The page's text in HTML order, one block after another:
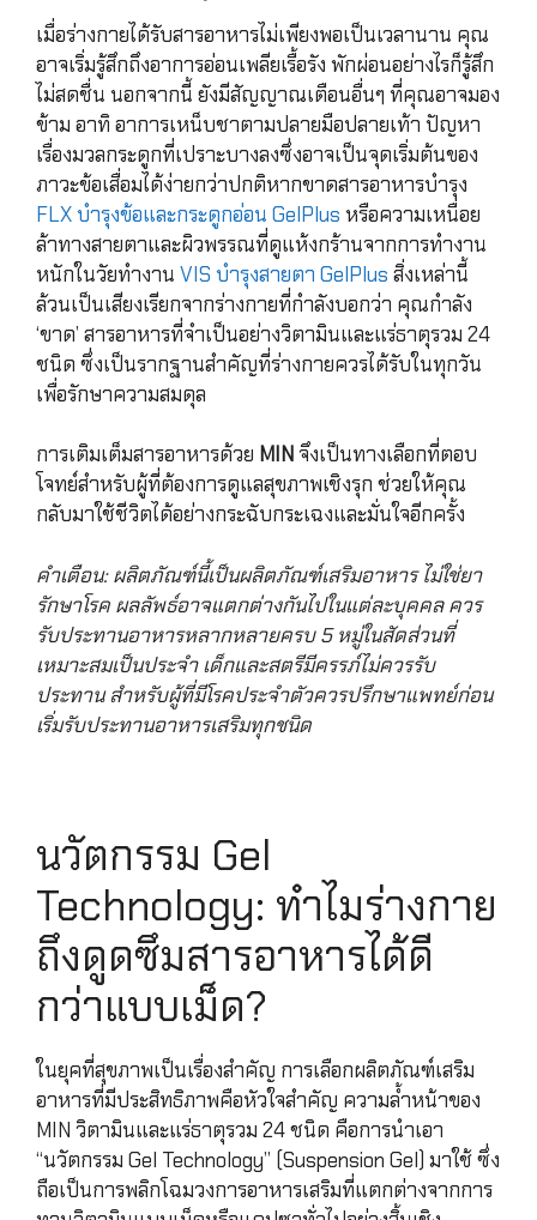
เมื่อร่างกายได้รับสารอาหารไม่เพียงพอเป็นเวลานาน คุณ
อาจเริ่มรู้สึกถึงอาการอ่อนเพลียเรื้อรัง พักผ่อนอย่างไรก็รู้สึก
ไม่สดชื่น นอกจากนี้ ยังมีสัญญาณเตือนอื่นๆ ที่คุณอาจมอง
ข้าม อาทิ อาการเหน็บชาตามปลายมือปลายเท้า ปัญหา
เรื่องมวลกระดูกที่เปราะบางลงซึ่งอาจเป็นจุดเริ่มต้นของ
ภาวะข้อเสื่อมได้ง่ายกว่าปกติหากขาดสารอาหารบำรุง
FLX บำรุงข้อและกระดูกอ่อน GelPlus หรือความเหนื่อย
ล้าทางสายตาและผิวพรรณที่ดูแห้งกร้านจากการทำงาน
หนักในวัยทำงาน VIS บำรุงสายตา GelPlus สิ่งเหล่านี้
ล้วนเป็นเสียงเรียกจากร่างกายที่กำลังบอกว่า คุณกำลัง
‘ขาด’ สารอาหารที่จำเป็นอย่างวิตามินและแร่ธาตุรวม 24
ชนิด ซึ่งเป็นรากฐานสำคัญที่ร่างกายควรได้รับในทุกวัน
เพื่อรักษาความสมดุล
การเติมเต็มสารอาหารด้วย MINจึงเป็นทางเลือกที่ตอบ
โจทย์สำหรับผู้ที่ต้องการดูแลสุขภาพเชิงรุก ช่วยให้คุณ
กลับมาใช้ชีวิตได้อย่างกระฉับกระเฉงและมั่นใจอีกครั้ง
คำเตือน: ผลิตภัณฑ์นี้เป็นผลิตภัณฑ์เสริมอาหาร ไม่ใช่ยา
รักษาโรค ผลลัพธ์อาจแตกต่างกันไปในแต่ละบุคคล ควร
รับประทานอาหารหลากหลายครบ 5 หมู่ในสัดส่วนที่
เหมาะสมเป็นประจำ เด็กและสตรีมีครรภ์ไม่ควรรับ
ประทาน สำหรับผู้ที่มีโรคประจำตัวควรปรึกษาแพทย์ก่อน
เริ่มรับประทานอาหารเสริมทุกชนิด
นวัตกรรม Gel
Technology: ทำไมร่างกาย
ถึงดูดซึมสารอาหารได้ดี
กว่าแบบเม็ด?
ในยุคที่สุขภาพเป็นเรื่องสำคัญ การเลือกผลิตภัณฑ์เสริม
อาหารที่มีประสิทธิภาพคือหัวใจสำคัญ ความล้ำหน้าของ
MIN วิตามินและแร่ธาตุรวม 24 ชนิด คือการนำเอา
“นวัตกรรม Gel Technology” (Suspension Gel) มาใช้ ซึ่ง
ถือเป็นการพลิกโฉมวงการอาหารเสริมที่แตกต่างจากการ